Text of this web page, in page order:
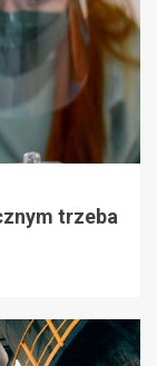
trzeba